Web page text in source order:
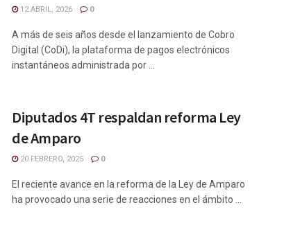
12 ABRIL, 2026 0
A más de seis años desde el lanzamiento de Cobro
Digital (CoDi), la plataforma de pagos electrónicos
instantáneos administrada por ...
Diputados 4T respaldan reforma Ley
de Amparo
20 FEBRERO, 2025 0
El reciente avance en la reforma de la Ley de Amparo
ha provocado una serie de reacciones en el ámbito ...